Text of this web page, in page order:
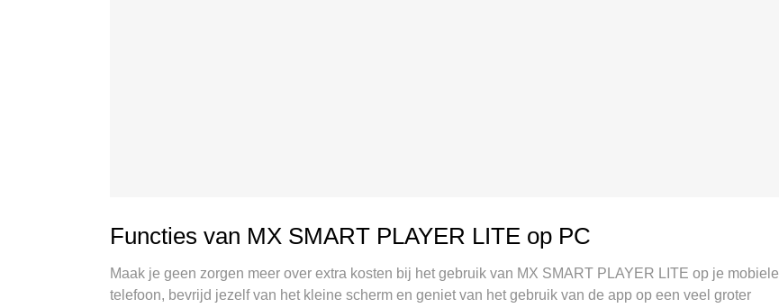
Functies van MX SMART PLAYER LITE op PC
Maak je geen zorgen meer over extra kosten bij het gebruik van MX SMART PLAYER LITE op je mobiele
telefoon, bevrijd jezelf van het kleine scherm en geniet van het gebruik van de app op een veel groter